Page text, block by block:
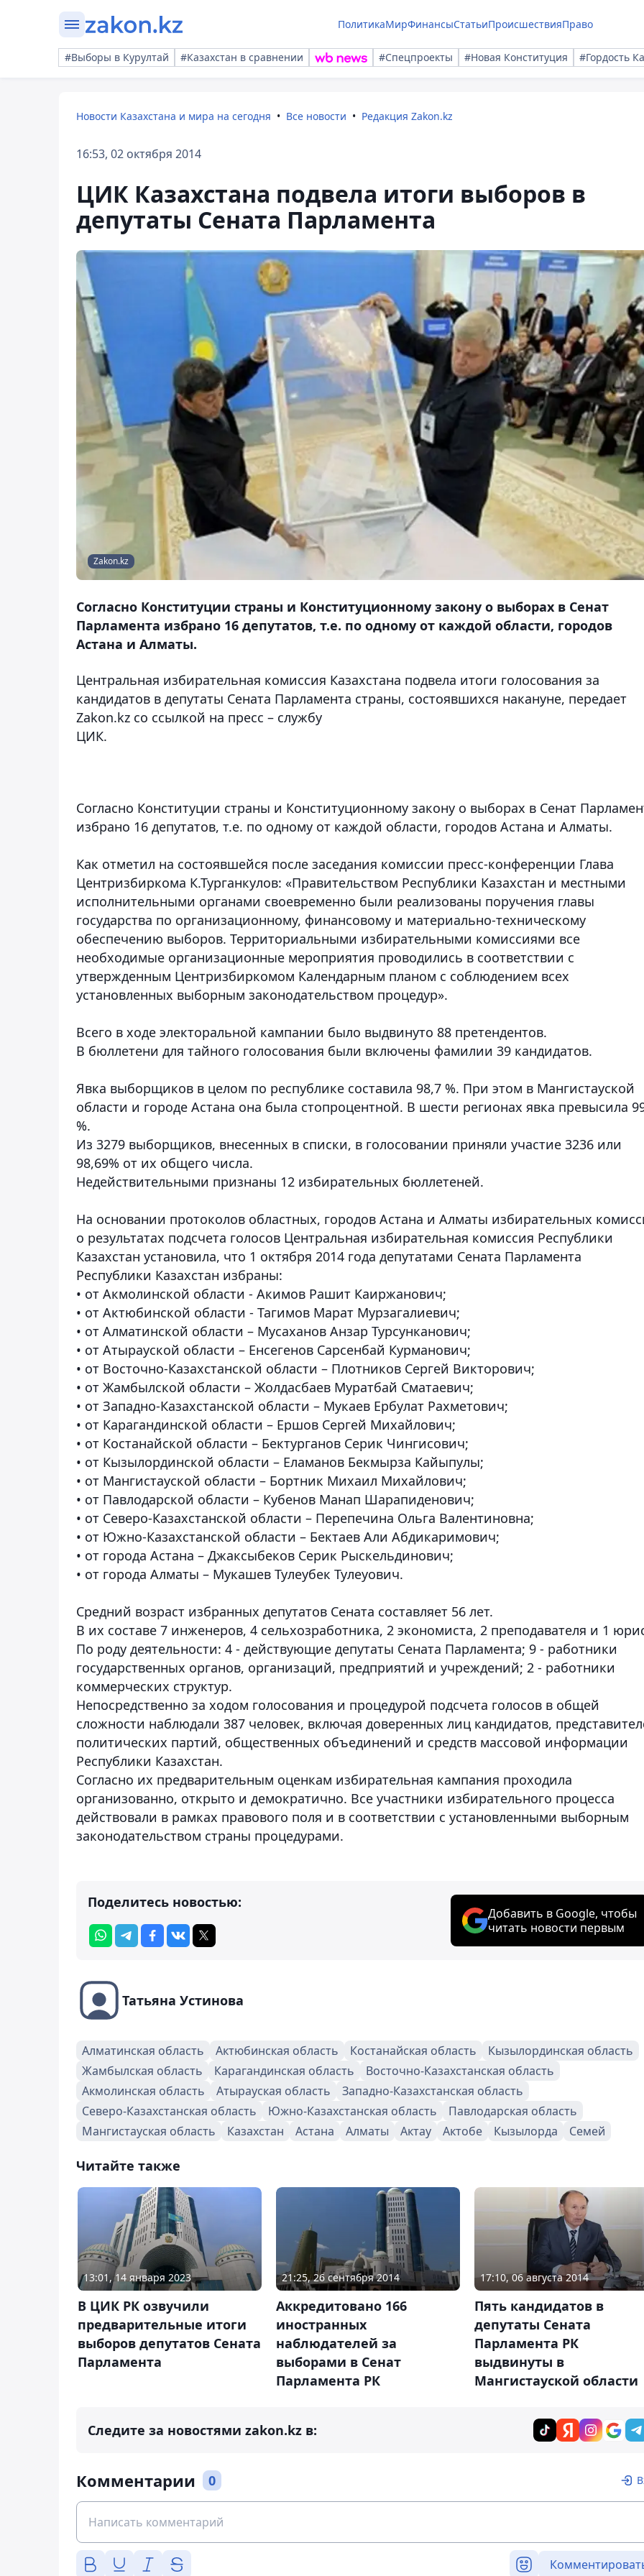
ПолитикаМирФинансыСтатьиПроисшествияПраво
#Выборы в Курултай #Казахстан в сравнении #Спецпроекты #Новая Конституция #Гордость
Новости Казахстана и мира на сегодня Все новости Редакция Zakon.kz
16:53, 02 октября 2014
ЦИК Казахстана подвела итоги выборов в
депутаты Сената Парламента
Zakon.kz
Согласно Конституции страны и Конституционному закону о выборах в Сенат
Парламента избрано 16 депутатов, т.е. по одному от каждой области, городов
Астана и Алматы.
Центральная избирательная комиссия Казахстана подвела итоги голосования за
кандидатов в депутаты Сената Парламента страны, состоявшихся накануне, передает
Zakon.kz со ссылкой на пресс – службу
ЦИК.
Согласно Конституции страны и Конституционному закону о выборах в Сенат
избрано 16 депутатов, т.е. по одному от каждой области, городов Астана и Алматы.
Как отметил на состоявшейся после заседания комиссии пресс-конференции Глава
Центризбиркома К.Турганкулов: «Правительством Республики Казахстан и местными
исполнительными органами своевременно были реализованы поручения главы
государства по организационному, финансовому и материально-техническому
обеспечению выборов. Территориальными избирательными комиссиями все
необходимые организационные мероприятия проводились в соответствии с
утвержденным Центризбиркомом Календарным планом с соблюдением всех
установленных выборным законодательством процедур».
Всего в ходе электоральной кампании было выдвинуто 88 претендентов.
В бюллетени для тайного голосования были включены фамилии 39 кандидатов.
Явка выборщиков в целом по республике составила 98,7 %. При этом в Мангистауской
области и городе Астана она была стопроцентной. В шести регионах явка превысила
%.
Из 3279 выборщиков, внесенных в списки, в голосовании приняли участие 3236 или
98,69% от их общего числа.
Недействительными признаны 12 избирательных бюллетеней.
На основании протоколов областных, городов Астана и Алматы избирательных
о результатах подсчета голосов Центральная избирательная комиссия Республики
Казахстан установила, что 1 октября 2014 года депутатами Сената Парламента
Республики Казахстан избраны:
• от Акмолинской области - Акимов Рашит Каиржанович;
• от Актюбинской области - Тагимов Марат Мурзагалиевич;
• от Алматинской области – Мусаханов Анзар Турсунканович;
• от Атырауской области – Енсегенов Сарсенбай Курманович;
• от Восточно-Казахстанской области – Плотников Сергей Викторович;
• от Жамбылской области – Жолдасбаев Муратбай Сматаевич;
• от Западно-Казахстанской области – Мукаев Ербулат Рахметович;
• от Карагандинской области – Ершов Сергей Михайлович;
• от Костанайской области – Бектурганов Серик Чингисович;
• от Кызылординской области – Еламанов Бекмырза Кайыпулы;
• от Мангистауской области – Бортник Михаил Михайлович;
• от Павлодарской области – Кубенов Манап Шарапиденович;
• от Северо-Казахстанской области – Перепечина Ольга Валентиновна;
• от Южно-Казахстанской области – Бектаев Али Абдикаримович;
• от города Астана – Джаксыбеков Серик Рыскельдинович;
• от города Алматы – Мукашев Тулеубек Тулеуович.
Средний возраст избранных депутатов Сената составляет 56 лет.
В их составе 7 инженеров, 4 сельхозработника, 2 экономиста, 2 преподавателя и 1
По роду деятельности: 4 - действующие депутаты Сената Парламента; 9 - работники
государственных органов, организаций, предприятий и учреждений; 2 - работники
коммерческих структур.
Непосредственно за ходом голосования и процедурой подсчета голосов в общей
сложности наблюдали 387 человек, включая доверенных лиц кандидатов,
политических партий, общественных объединений и средств массовой информации
Республики Казахстан.
Согласно их предварительным оценкам избирательная кампания проходила
организованно, открыто и демократично. Все участники избирательного процесса
действовали в рамках правового поля и в соответствии с установленными выборным
законодательством страны процедурами.
Поделитесь новостью:
Добавить в Google, чтобы
читать новости первым
Татьяна Устинова
Алматинская область Актюбинская область Костанайская область
Кызылординская область
Жамбылская область
Карагандинская область
Восточно-Казахстанская область
Акмолинская область
Атырауская область
Западно-Казахстанская область
Северо-Казахстанская область
Южно-Казахстанская область
Павлодарская область
Мангистауская область
Казахстан Астана Алматы Актау Актобе Кызылорда Семей
Читайте также
13:01, 14 января 2023
В ЦИК РК озвучили
предварительные итоги
выборов депутатов Сената
Парламента
21:25, 26 сентября 2014
Аккредитовано 166
иностранных
наблюдателей за
выборами в Сенат
Парламента РК
17:10, 06 августа 2014
Пять кандидатов в
депутаты Сената
Парламента РК
выдвинуты в
Мангистауской области
Следите за новостями zakon.kz в:
Комментарии 0